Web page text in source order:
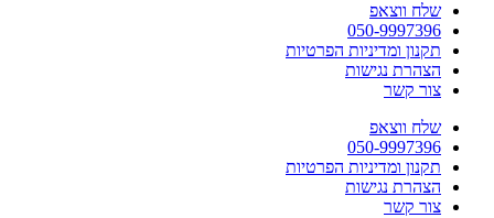
שלח ווצאפ
050-9997396
תקנון ומדיניות הפרטיות
הצהרת נגישות
צור קשר
שלח ווצאפ
050-9997396
תקנון ומדיניות הפרטיות
הצהרת נגישות
צור קשר